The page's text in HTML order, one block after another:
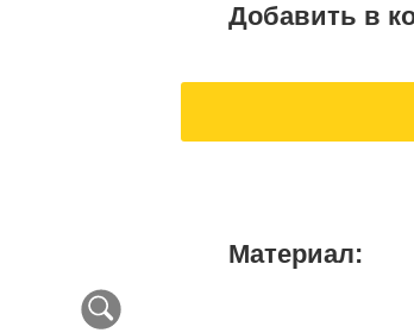
Добавить в
Материал: